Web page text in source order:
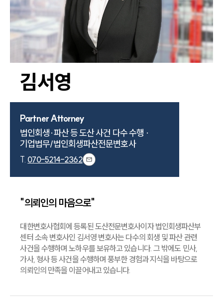
대륜소개
대륜소개
대륜의 강점
오시는 길
고객의 소리
김서영
Partner Attorney
법인회생·파산 등 도산 사건 다수 수행 ·
기업법무/법인회생파산전문변호사
T. 070-5214-2362
"의뢰인의 마음으로"
대한변호사협회에 등록된 도산전문변호사이자 법인회생파산부
센터 소속 변호사인 김서영 변호사는 다수의 회생 및 파산 관련
사건을 수행하며 노하우를 보유하고 있습니다. 그 밖에도 민사,
가사, 형사 등 사건을 수행하며 풍부한 경험과 지식을 바탕으로
의뢰인의 만족을 이끌어내고 있습니다.